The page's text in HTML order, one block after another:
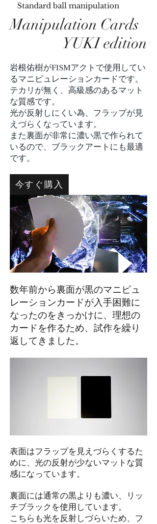
Standard ball manipulation
Manipulation Cards
YUKI edition
岩根佑樹がFISMアクトで使用してい
るマニピュレーションカードです。
テカリが無く、高級感のあるマット
な質感です。
​光が反射しにくい為、フラップが見
えづらくなっています。
また裏面が非常に濃い黒で作られて
いるので、ブラックアートにも最適
です。
今すぐ購入
数年前から裏面が黒のマニピュ
レーションカードが入手困難に
なったのをきっかけに、理想の
カードを作るため、試作を繰り
返してきました。
​表面はフラップを見えづらくするた
めに、光の反射が少ないマットな質
感になっています。
​裏面には通常の黒よりも濃い、リッ
チブラックを使用しています。
​こちらも光を反射しづらいため、フ